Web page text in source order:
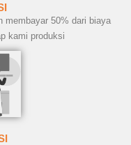
membayar 50% dari biaya
kami produksi